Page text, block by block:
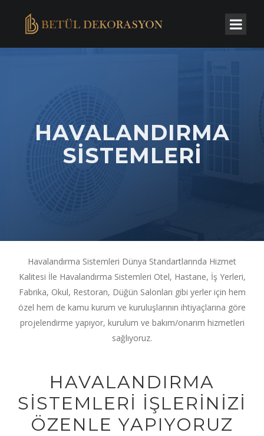
HAVALANDIRMA
SISTEMLERI
Havalandırma Sistemleri Dünya Standartlarında Hizmet
Kalitesi İle Havalandırma Sistemleri Otel, Hastane, İş Yerleri,
Fabrika, Okul, Restoran, Düğün Salonları gibi yerler için hem
özel hem de kamu kurum ve kuruluşlarının ihtiyaçlarına göre
projelendirme yapıyor, kurulum ve bakım/onarım hizmetleri
sağlıyoruz.
HAVALANDIRMA
SİSTEMLERİ İŞLERİNİZİ
ÖZENLE YAPIYORUZ